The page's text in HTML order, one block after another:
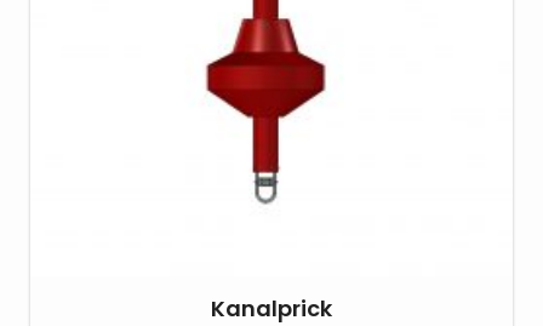
Kanalprick